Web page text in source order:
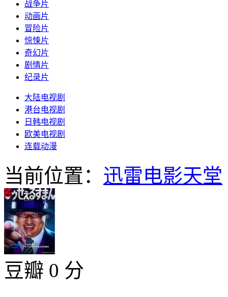
战争片
动画片
冒险片
惊悚片
奇幻片
剧情片
纪录片
大陆电视剧
港台电视剧
日韩电视剧
欧美电视剧
连载动漫
当前位置： 迅雷电影天堂
豆瓣 0 分